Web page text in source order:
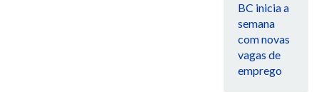
BC inicia a
semana
com novas
vagas de
emprego